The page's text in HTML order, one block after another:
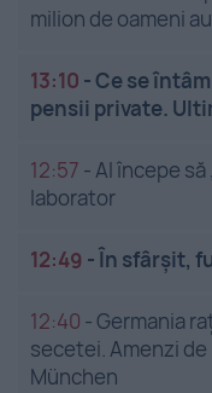
milion de oameni
13:10 -Ce se
pensii private.
12:57 -AI începe
laborator
12:49 -În sfârșit,
12:40 -Germania
secetei. Amenzi de
München